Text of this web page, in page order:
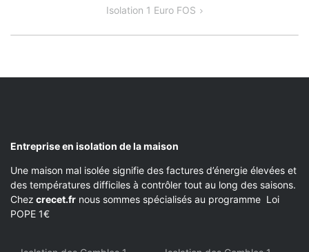
Isolation 1 Euro FOS
Entreprise en isolation de la maison
Une maison mal isolée signifie des factures d’énergie élevées et
des températures difficiles à contrôler tout au long des saisons.
Chez crecet.fr nous sommes spécialisés au programme Loi
POPE 1€